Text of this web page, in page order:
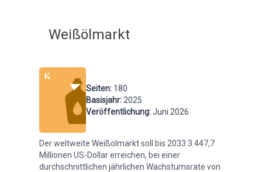
Weißölmarkt
Seiten: 180
Basisjahr: 2025
Veröffentlichung: Juni 2026
Der weltweite Weißölmarkt soll bis 2033 3.447,7
Millionen US-Dollar erreichen, bei einer
durchschnittlichen jährlichen Wachstumsrate von